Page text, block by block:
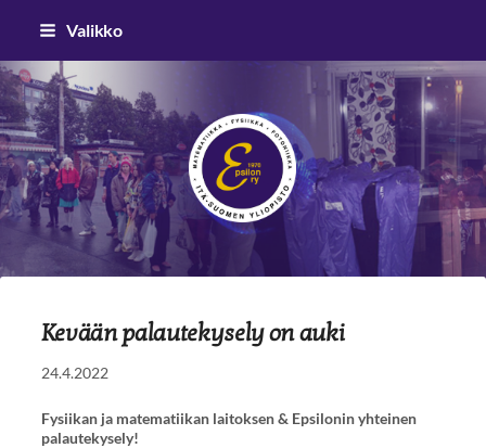
Siirry
sivun
sisältöön
Valikko
Epsilon ry
Kevään palautekysely on auki
24.4.2022
Fysiikan ja matematiikan laitoksen & Epsilonin yhteinen
palautekysely!